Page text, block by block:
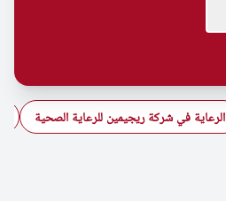
الرعاية في شركة ريجيمين للرعاية الصحية